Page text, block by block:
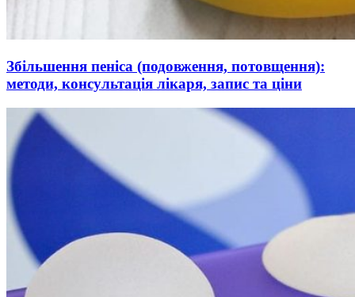
Збільшення пеніса (подовження, потовщення):
методи, консультація лікаря, запис та ціни